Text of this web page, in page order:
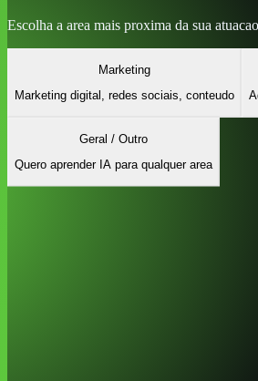
Escolha a area mais proxima da sua
Marketing
Marketing digital, redes sociais, conteudo
Geral / Outro
Quero aprender IA para qualquer area